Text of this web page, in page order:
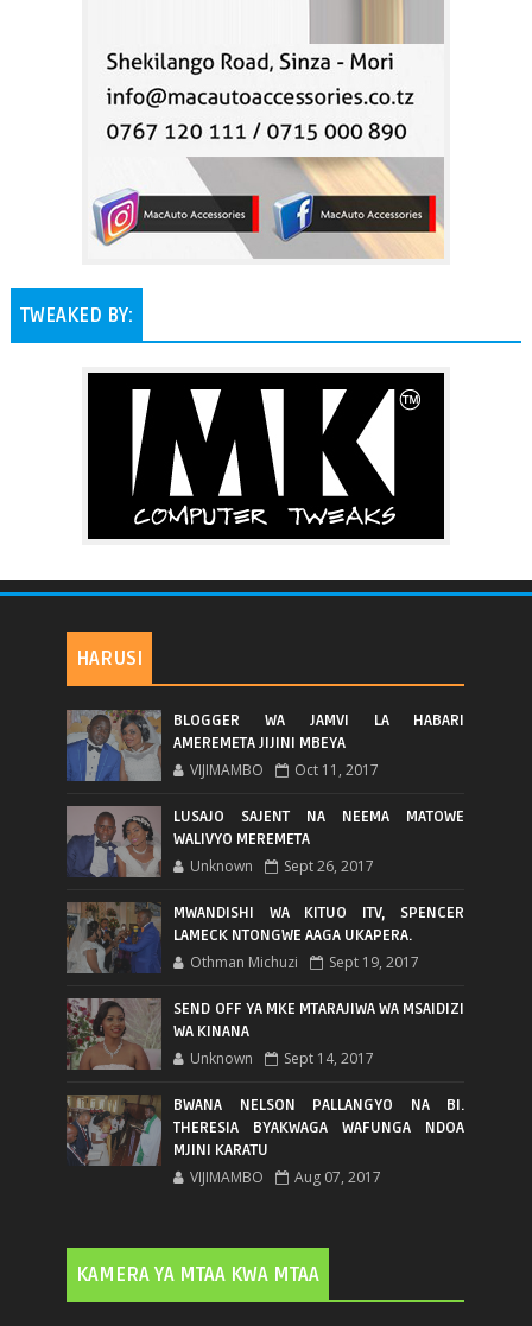
TWEAKED BY:
HARUSI
BLOGGER WA JAMVI LA HABARI
AMEREMETA JIJINI MBEYA
VIJIMAMBO Oct 11, 2017
LUSAJO SAJENT NA NEEMA MATOWE
WALIVYO MEREMETA
Unknown Sept 26, 2017
MWANDISHI WA KITUO ITV, SPENCER
LAMECK NTONGWE AAGA UKAPERA.
Othman Michuzi Sept 19, 2017
SEND OFF YA MKE MTARAJIWA WA MSAIDIZI
WA KINANA
Unknown Sept 14, 2017
BWANA NELSON PALLANGYO NA BI.
THERESIA BYAKWAGA WAFUNGA NDOA
MJINI KARATU
VIJIMAMBO Aug 07, 2017
KAMERA YA MTAA KWA MTAA